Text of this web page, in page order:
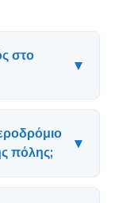
στο
▾
πόλης;
▾